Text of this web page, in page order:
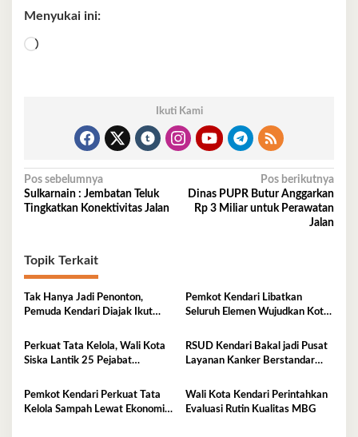
Menyukai ini:
Memuat...
Ikuti Kami
Navigasi
pos
Pos sebelumnya
Sulkarnain : Jembatan Teluk
Tingkatkan Konektivitas Jalan
Pos berikutnya
Dinas PUPR Butur Anggarkan
Rp 3 Miliar untuk Perawatan
Jalan
Topik Terkait
Tak Hanya Jadi Penonton,
Pemuda Kendari Diajak Ikut
Pemkot Kendari Libatkan
Seluruh Elemen Wujudkan Kota
Perkuat Tata Kelola, Wali Kota
Siska Lantik 25 Pejabat
RSUD Kendari Bakal jadi Pusat
Layanan Kanker Berstandar
Pemkot Kendari Perkuat Tata
Kelola Sampah Lewat Ekonomi
Wali Kota Kendari Perintahkan
Evaluasi Rutin Kualitas MBG